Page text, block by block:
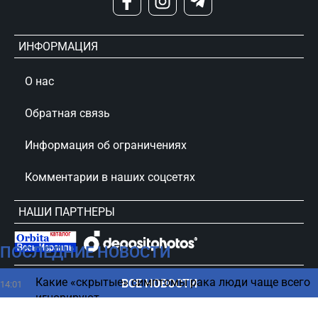
ПОСЛЕДНИЕ НОВОСТИ
14:01
Какие «скрытые» симптомы рака люди чаще всего
игнорируют
ВСЕ НОВОСТИ
ИНФОРМАЦИЯ
О нас
Обратная связь
Информация об ограничениях
Комментарии в наших соцсетях
НАШИ ПАРТНЕРЫ
сursorinfo.co.il © Все права защищены